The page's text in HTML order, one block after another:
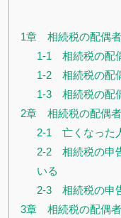
1章 相続税の配偶
1-1 相続税の配
1-2 相続税の配
1-3 相続税の配
2章 相続税の配偶
2-1 亡くなった
2-2 相続税の申
いる
2-3 相続税の申
3章 相続税の配偶